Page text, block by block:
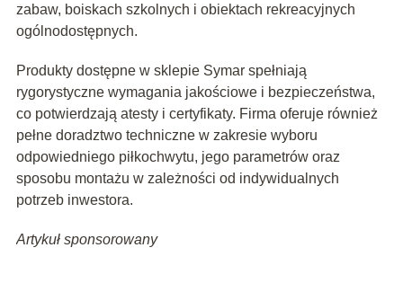
zabaw, boiskach szkolnych i obiektach rekreacyjnych
ogólnodostępnych.
Produkty dostępne w sklepie Symar spełniają
rygorystyczne wymagania jakościowe i bezpieczeństwa,
co potwierdzają atesty i certyfikaty. Firma oferuje również
pełne doradztwo techniczne w zakresie wyboru
odpowiedniego piłkochwytu, jego parametrów oraz
sposobu montażu w zależności od indywidualnych
potrzeb inwestora.
Artykuł sponsorowany